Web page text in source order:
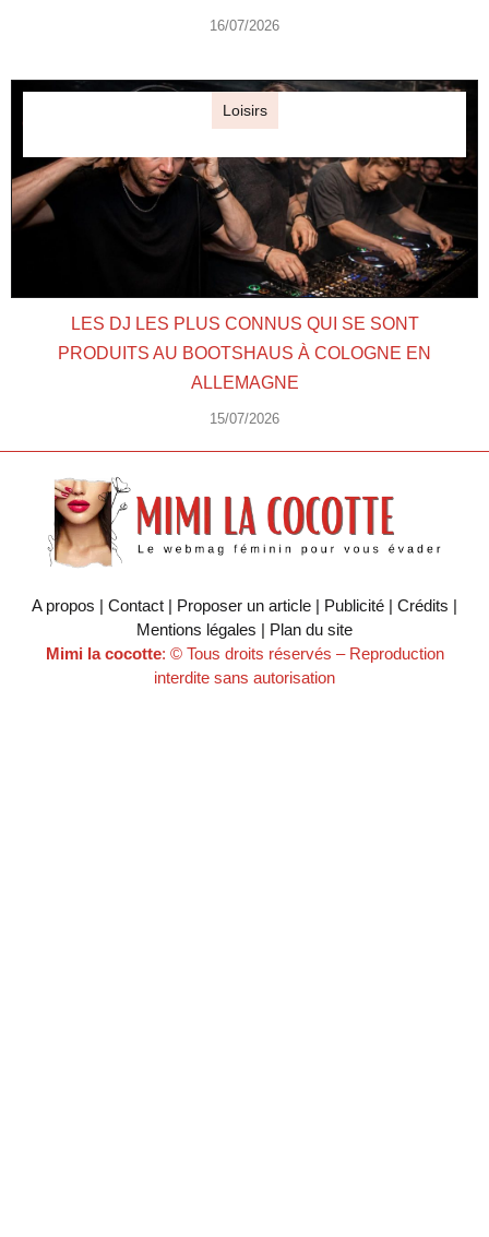
16/07/2026
Loisirs
LES DJ LES PLUS CONNUS QUI SE SONT
PRODUITS AU BOOTSHAUS À COLOGNE EN
ALLEMAGNE
15/07/2026
A propos | Contact | Proposer un article | Publicité | Crédits |
Mentions légales | Plan du site
Mimi la cocotte: © Tous droits réservés – Reproduction
interdite sans autorisation